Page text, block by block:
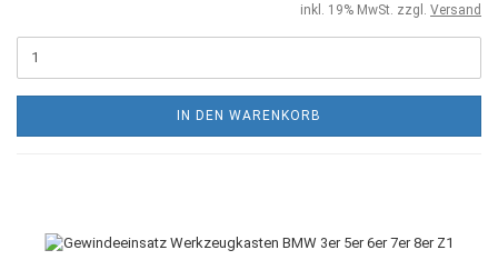
inkl. 19% MwSt. zzgl. Versand
IN DEN WARENKORB